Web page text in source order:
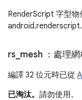
RenderScript 字型
rs mesh ：處理
編譯 32 位元時已從
已淘汰。 請勿使用。